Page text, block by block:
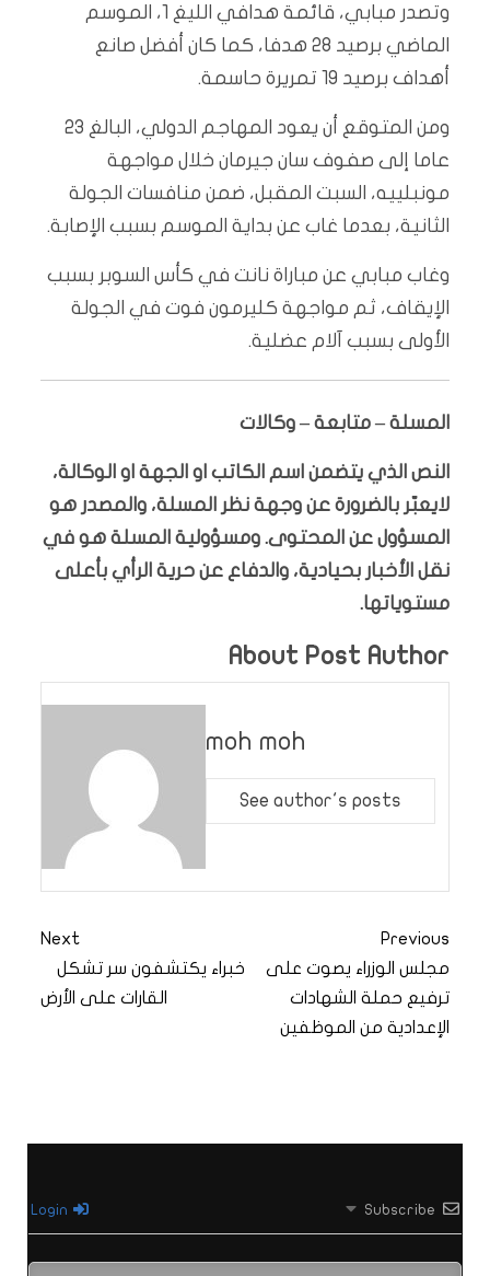
وتصدر مبابي، قائمة هدافي الليغ 1، الموسم
الماضي برصيد 28 هدفا، كما كان أفضل صانع
أهداف برصيد 19 تمريرة حاسمة.
ومن المتوقع أن يعود المهاجم الدولي، البالغ 23
عاما إلى صفوف سان جيرمان خلال مواجهة
مونبلييه، السبت المقبل، ضمن منافسات الجولة
الثانية، بعدما غاب عن بداية الموسم بسبب الإصابة.
وغاب مبابي عن مباراة نانت في كأس السوبر بسبب
الإيقاف، ثم مواجهة كليرمون فوت في الجولة
الأولى بسبب آلام عضلية.
المسلة – متابعة – وكالات
النص الذي يتضمن اسم الكاتب او الجهة او الوكالة،
لايعبّر بالضرورة عن وجهة نظر المسلة، والمصدر هو
المسؤول عن المحتوى. ومسؤولية المسلة هو في
نقل الأخبار بحيادية، والدفاع عن حرية الرأي بأعلى
مستوياتها.
About Post Author
moh moh
See author's posts
Previous
مجلس الوزراء يصوت على
ترفيع حملة الشهادات
الإعدادية من الموظفين
Next
خبراء يكتشفون سر تشكل
القارات على الأرض
Subscribe